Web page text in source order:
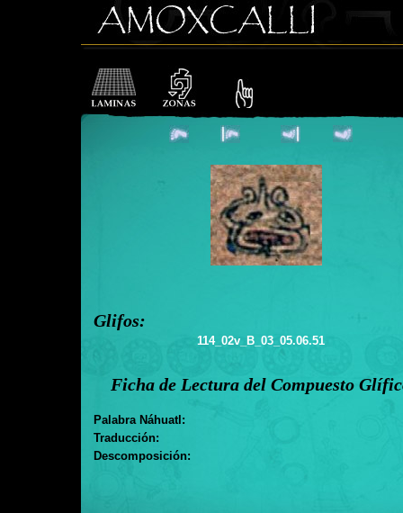
Glifos:
114_02v_B_03_05.06.51
Ficha de Lectura del Compuesto
Palabra Náhuatl:
Traducción:
Descomposición: